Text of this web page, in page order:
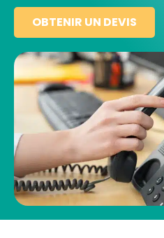
OBTENIR UN DEVIS